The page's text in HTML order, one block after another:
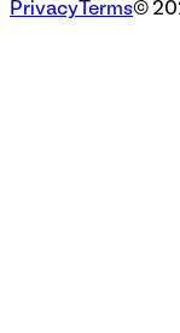
Privacy Terms©